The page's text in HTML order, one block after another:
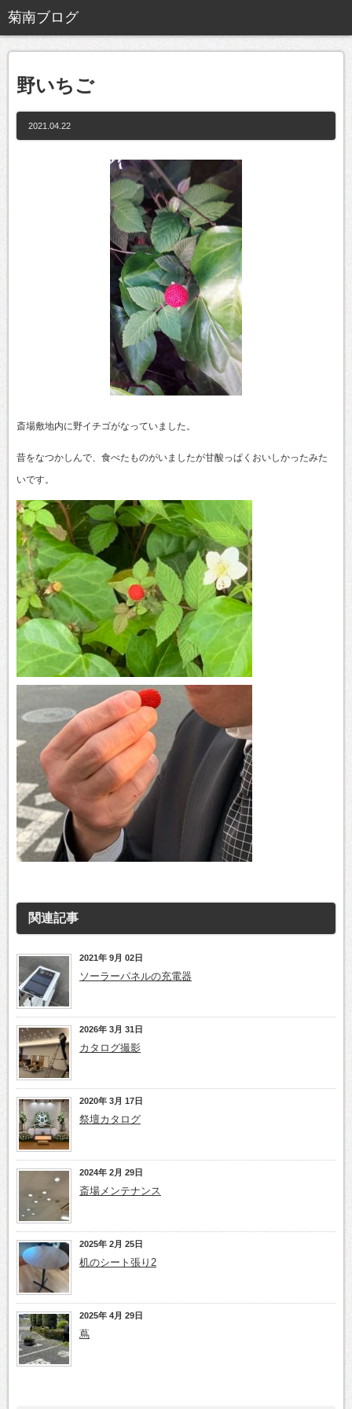
野いちご
2021.04.22
斎場敷地内に野イチゴがなっていました。
昔をなつかしんで、食べたものがいましたが甘酸っぱくおいしかったみた
いです。
関連記事
2021年 9月 02日
ソーラーパネルの充電器
2026年 3月 31日
カタログ撮影
2020年 3月 17日
祭壇カタログ
2024年 2月 29日
斎場メンテナンス
2025年 2月 25日
机のシート張り2
2025年 4月 29日
蔦